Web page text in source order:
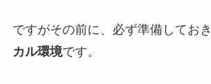
ですがその前に、必ず準備してお
カル環境です。